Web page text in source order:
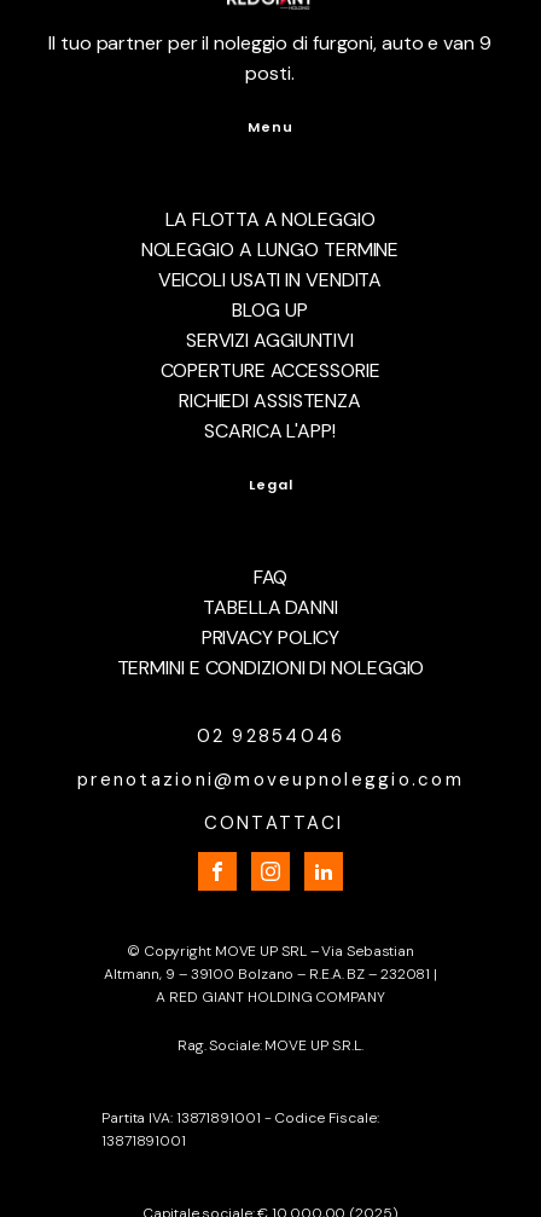
Il tuo partner per il noleggio di furgoni, auto e van 9
posti.
Menu
LA FLOTTA A NOLEGGIO
NOLEGGIO A LUNGO TERMINE
VEICOLI USATI IN VENDITA
BLOG UP
SERVIZI AGGIUNTIVI
COPERTURE ACCESSORIE
RICHIEDI ASSISTENZA
SCARICA L'APP!
Legal
FAQ
TABELLA DANNI
PRIVACY POLICY
TERMINI E CONDIZIONI DI NOLEGGIO
02 92854046
prenotazioni@moveupnoleggio.com
CONTATTACI
© Copyright MOVE UP SRL – Via Sebastian
Altmann, 9 – 39100 Bolzano – R.E.A. BZ – 232081 |
A RED GIANT HOLDING COMPANY
Rag. Sociale: MOVE UP S.R.L.
Partita IVA: 13871891001 - Codice Fiscale:
13871891001
Capitale sociale: € 10.000,00 (2025)